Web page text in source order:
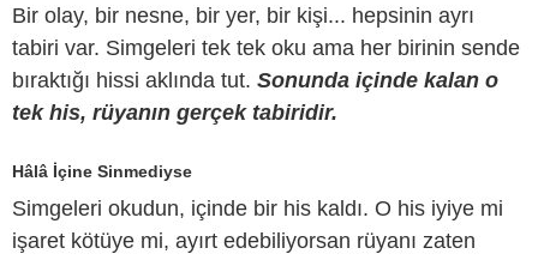
Bir olay, bir nesne, bir yer, bir kişi... hepsinin ayrı
tabiri var. Simgeleri tek tek oku ama her birinin sende
bıraktığı hissi aklında tut. Sonunda içinde kalan o
tek his, rüyanın gerçek tabiridir.
Hâlâ İçine Sinmediyse
Simgeleri okudun, içinde bir his kaldı. O his iyiye mi
işaret kötüye mi, ayırt edebiliyorsan rüyanı zaten